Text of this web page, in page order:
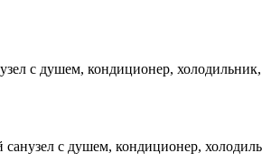
с душем, кондиционер, холодильник,
с душем, кондиционер,